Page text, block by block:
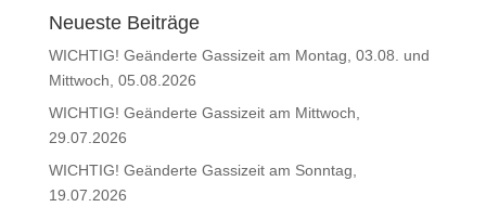
Neueste Beiträge
WICHTIG! Geänderte Gassizeit am Montag, 03.08. und
Mittwoch, 05.08.2026
WICHTIG! Geänderte Gassizeit am Mittwoch,
29.07.2026
WICHTIG! Geänderte Gassizeit am Sonntag,
19.07.2026